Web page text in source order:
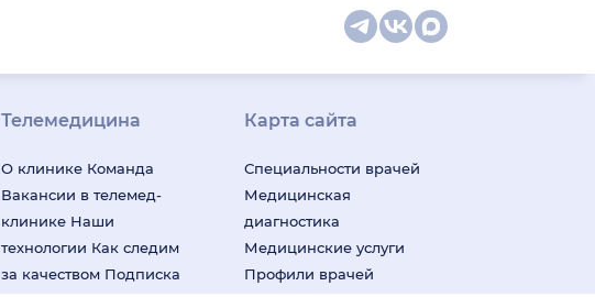
Телемедицина
О клинике Команда
Вакансии в телемед-
клинике Наши
технологии Как следим
за качеством Подписка
Карта сайта
Специальности врачей
Медицинская
диагностика
Медицинские услуги
Профили врачей